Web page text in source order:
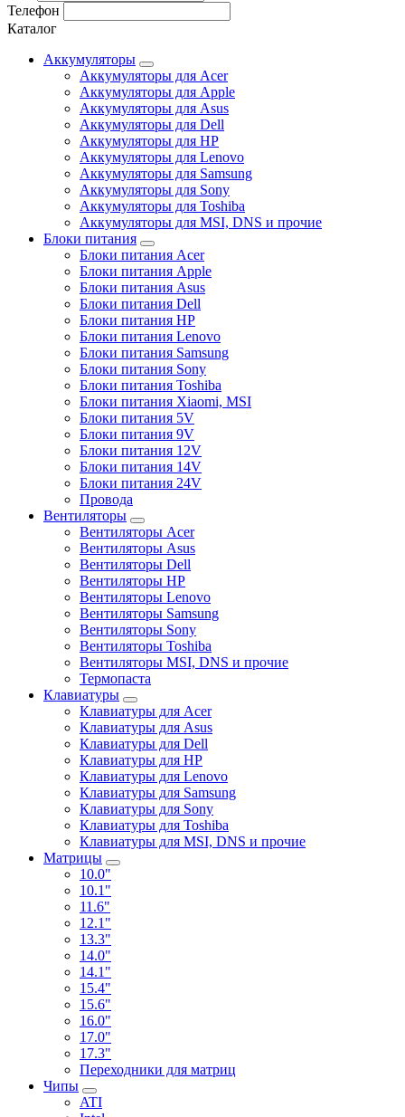
Телефон
Каталог
Аккумуляторы
Аккумуляторы для Acer
Аккумуляторы для Apple
Аккумуляторы для Asus
Аккумуляторы для Dell
Аккумуляторы для HP
Аккумуляторы для Lenovo
Аккумуляторы для Samsung
Аккумуляторы для Sony
Аккумуляторы для Toshiba
Аккумуляторы для MSI, DNS и прочие
Блоки питания
Блоки питания Acer
Блоки питания Apple
Блоки питания Asus
Блоки питания Dell
Блоки питания HP
Блоки питания Lenovo
Блоки питания Samsung
Блоки питания Sony
Блоки питания Toshiba
Блоки питания Xiaomi, MSI
Блоки питания 5V
Блоки питания 9V
Блоки питания 12V
Блоки питания 14V
Блоки питания 24V
Провода
Вентиляторы
Вентиляторы Acer
Вентиляторы Asus
Вентиляторы Dell
Вентиляторы HP
Вентиляторы Lenovo
Вентиляторы Samsung
Вентиляторы Sony
Вентиляторы Toshiba
Вентиляторы MSI, DNS и прочие
Термопаста
Клавиатуры
Клавиатуры для Acer
Клавиатуры для Asus
Клавиатуры для Dell
Клавиатуры для HP
Клавиатуры для Lenovo
Клавиатуры для Samsung
Клавиатуры для Sony
Клавиатуры для Toshiba
Клавиатуры для MSI, DNS и прочие
Матрицы
10.0"
10.1"
11.6"
12.1"
13.3"
14.0"
14.1"
15.4"
15.6"
16.0"
17.0"
17.3"
Переходники для матриц
Чипы
ATI